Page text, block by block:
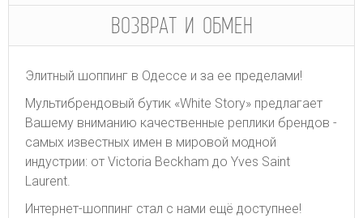
ВОЗВРАТ И ОБМЕН
Элитный шоппинг в Одессе и за ее пределами!
Мультибрендовый бутик «White Story» предлагает
Вашему вниманию качественные реплики брендов -
самых известных имен в мировой модной
индустрии: от Victoria Beckham до Yves Saint
Laurent.
Интернет-шоппинг стал с нами ещё доступнее!